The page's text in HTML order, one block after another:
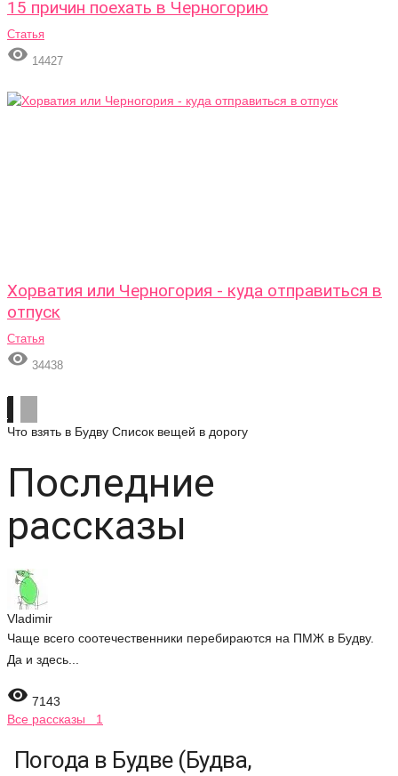
15 причин поехать в Черногорию
Статья
 14427
Хорватия или Черногория - куда отправиться в
отпуск
Статья
 34438
Что взять в Будву Список вещей в дорогу
Последние
рассказы
Vladimir
Чаще всего соотечественники перебираются на ПМЖ в Будву.
Да и здесь...
 7143
Все рассказы 1
Погода в Будве (Будва,